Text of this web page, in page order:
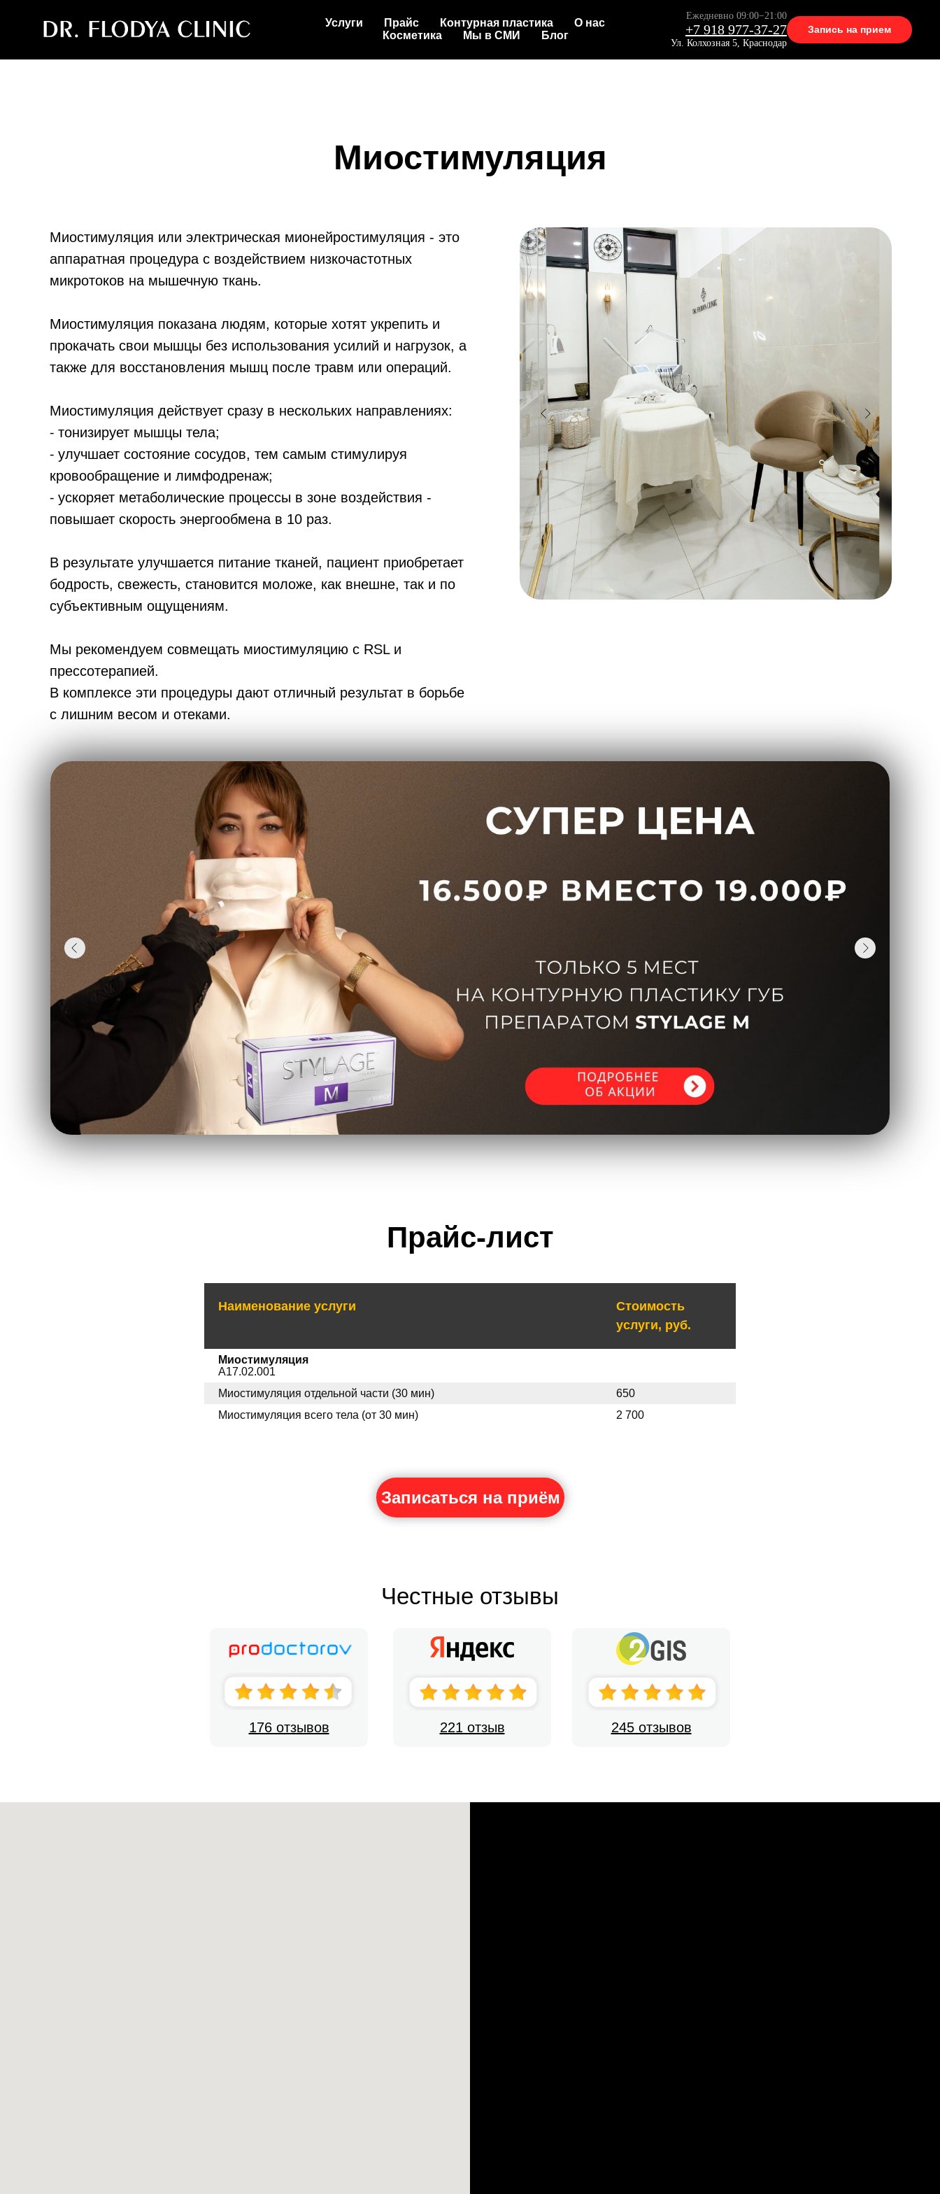
Услуги Прайс Контурная пластика
О нас
Косметика
Мы в СМИ Блог
Ежедневно 09:00−21:00
+7 918 977-37-27
Ул. Колхозная 5, Краснодар
Запись на прием
Миостимуляция
Миостимуляция или электрическая мионейростимуляция - это
аппаратная процедура с воздействием низкочастотных
микротоков на мышечную ткань.
Миостимуляция показана людям, которые хотят укрепить и
прокачать свои мышцы без использования усилий и нагрузок, а
также для восстановления мышц после травм или операций.
Миостимуляция действует сразу в нескольких направлениях:
⁃ тонизирует мышцы тела;
⁃ улучшает состояние сосудов, тем самым стимулируя
кровообращение и лимфодренаж;
⁃ ускоряет метаболические процессы в зоне воздействия -
повышает скорость энергообмена в 10 раз.
В результате улучшается питание тканей, пациент приобретает
бодрость, свежесть, становится моложе, как внешне, так и по
субъективным ощущениям.
Мы рекомендуем совмещать миостимуляцию с RSL и
прессотерапией.
В комплексе эти процедуры дают отличный результат в борьбе
с лишним весом и отеками.
Прайс-лист
Наименование услуги
Стоимость
услуги, руб.
Миостимуляция
A17.02.001
Миостимуляция отдельной части (30 мин)
650
Миостимуляция всего тела (от 30 мин)
2 700
Записаться на приём
176 отзывов 221 отзыв 245 отзывов
Честные отзывы